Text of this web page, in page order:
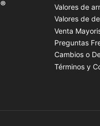
Valores de
Valores de
Venta
Preguntas
Cambios o
Términos y